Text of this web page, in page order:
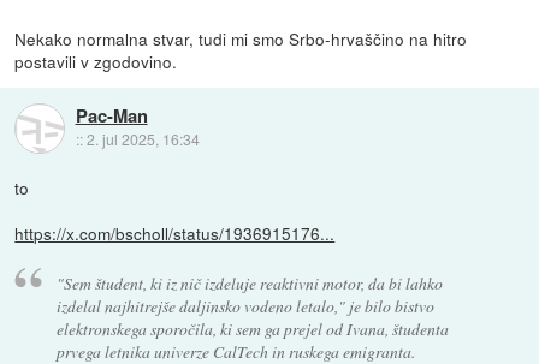
Nekako normalna stvar, tudi mi smo Srbo-hrvaščino na hitro
postavili v zgodovino.
Pac-Man
::2. jul 2025, 16:34
to
https://x.com/bscholl/status/1936915176...
"Sem študent, ki iz nič izdeluje reaktivni motor, da bi lahko
izdelal najhitrejše daljinsko vodeno letalo," je bilo bistvo
elektronskega sporočila, ki sem ga prejel od Ivana, študenta
prvega letnika univerze CalTech in ruskega emigranta.